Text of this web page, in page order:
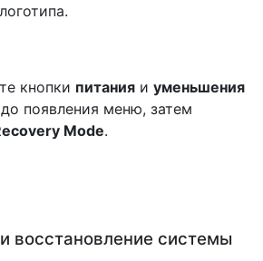
кнопки питания и уменьшения
до появления меню, затем
Mode.
восстановление системы